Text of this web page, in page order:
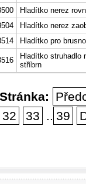
Hladítko nerez
Hladítko nerez
Hladítko pro
Hladítko struhadlo
stříbrn
Stránka:
32
33 .. 39